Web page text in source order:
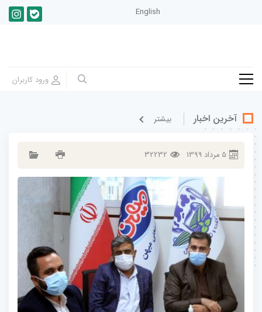
English
آخرین اخبار بيشتر
5 مرداد 1399
32232